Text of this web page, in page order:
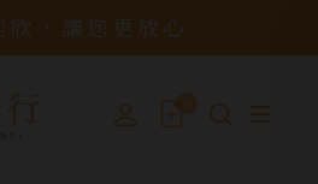
欣，讓您更放心